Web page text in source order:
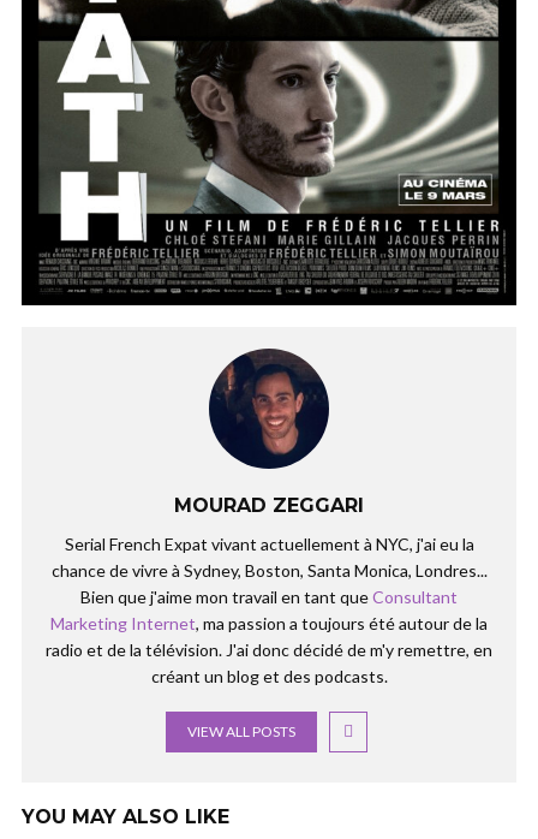
MOURAD ZEGGARI
Serial French Expat vivant actuellement à NYC, j'ai eu la
chance de vivre à Sydney, Boston, Santa Monica, Londres...
Bien que j'aime mon travail en tant queConsultant
Marketing Internet, ma passion a toujours été autour de la
radio et de la télévision. J'ai donc décidé de m'y remettre, en
créant un blog et des podcasts.
VIEW ALL POSTS
YOU MAY ALSO LIKE